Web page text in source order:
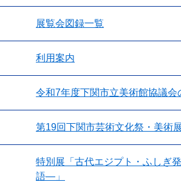
展覧会図録一覧
利用案内
令和7年度下関市立美術館協議会
第19回下関市芸術文化祭・美術
特別展「古代エジプト・ふしぎ
語―」